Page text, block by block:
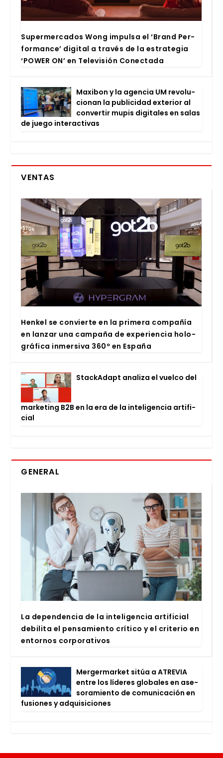
Super­mer­ca­dos Wong impul­sa el ‘Brand Per­
for­man­ce’ digi­tal a tra­vés de la estra­te­gia
‘POWER ON’ en Tele­vi­sión Conec­ta­da
Maxi­bon y la agen­cia UM revo­lu­
cio­nan la publi­ci­dad exte­rior al
con­ver­tir mupis digi­ta­les en salas
de jue­go inter­ac­ti­vas
VENTAS
Hen­kel se con­vier­te en la pri­me­ra com­pa­ñía
en lan­zar una cam­pa­ña de expe­rien­cia holo­
grá­fi­ca inmer­si­va 360º en Espa­ña
Stac­kA­dapt ana­li­za el vuel­co del
mar­ke­ting B2B en la era de la inte­li­gen­cia arti­fi­
cial
GENERAL
La depen­den­cia de la inte­li­gen­cia arti­fi­cial
debi­li­ta el pen­sa­mien­to crí­ti­co y el cri­te­rio en
entor­nos cor­po­ra­ti­vos
Mer­ger­mar­ket sitúa a ATRE­VIA
entre los líde­res glo­ba­les en ase­
so­ra­mien­to de comu­ni­ca­ción en
fusio­nes y adqui­si­cio­nes